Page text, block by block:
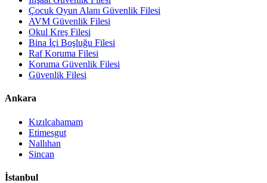
Çocuk Oyun Alanı Güvenlik Filesi
AVM Güvenlik Filesi
Okul Kreş Filesi
Bina İçi Boşluğu Filesi
Raf Koruma Filesi
Koruma Güvenlik Filesi
Güvenlik Filesi
Ankara
Kızılcahamam
Etimesgut
Nallıhan
Sincan
İstanbul